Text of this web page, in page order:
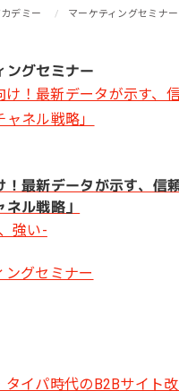
リューション]
維持ソリューション]
に戻ってきてほしい
掘り起こしソリューション]
デミー マーケティングセミナー
ングセミナー
！最新データが示す、信
ル戦略」
強い-
ングセミナー